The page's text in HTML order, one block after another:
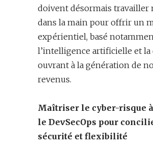
doivent désormais travailler
dans la main pour offrir un
expérientiel, basé
l’intelligence artificielle et la
ouvrant à la génération de
revenus.
Maîtriser le cyber-risque
le DevSecOps pour
sécurité et flexibilité